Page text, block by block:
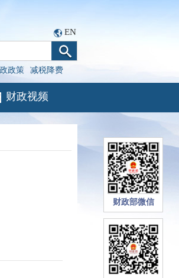
EN
政策 减税降费
财政视频
财政部微信